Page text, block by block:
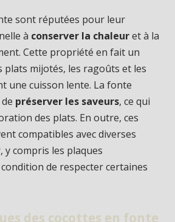
sont réputées pour leur
à conserver la chaleuret à la
Cette propriété en fait un
plats mijotés, les ragoûts et les
une cuisson lente. La fonte
préserver les saveurs, ce qui
des plats. En outre, ces
compatibles avec diverses
y compris les plaques
de respecter certaines
des cocottes en fonte